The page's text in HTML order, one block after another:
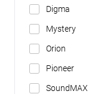
Digma
Mystery
Orion
Pioneer
SoundMAX